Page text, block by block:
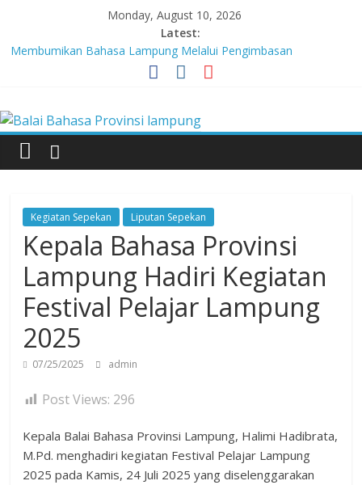
content
Monday, August 10, 2026
Latest:
Membumikan Bahasa Lampung Melalui Pengimbasan
Revitalisasi Bahasa Daerah
Lebih dari 5,5 Juta Buku Bacaan Bermutu Dikirim untuk Perkuat
Literasi Anak Indonesia
Tingkatkan Kolaborasi Melalui Festival Literasi Lampung
Babak Final Festival Musikalisasi Puisi Kembali Digelar
Balai
Bahasa
Provinsi
lampung
Badan
Pengembangan
dan
Pembinaan
Bahasa
Kegiatan Sepekan Liputan Sepekan
Kepala Bahasa Provinsi
Lampung Hadiri Kegiatan
Festival Pelajar Lampung
2025
07/25/2025 admin
Post Views: 296
Kepala Balai Bahasa Provinsi Lampung, Halimi Hadibrata,
M.Pd. menghadiri kegiatan Festival Pelajar Lampung
2025 pada Kamis, 24 Juli 2025 yang diselenggarakan